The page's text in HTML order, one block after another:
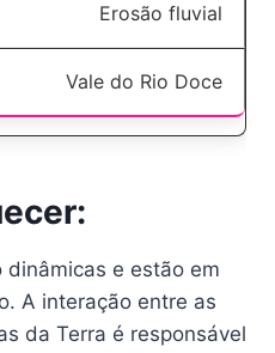
Erosão fluvial
Vale do Rio Doce
e estão em
A interação entre as
da Terra é responsável